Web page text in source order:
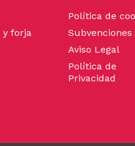
y forja
Política de
Subvenciones
Aviso Legal
Política de
Privacidad